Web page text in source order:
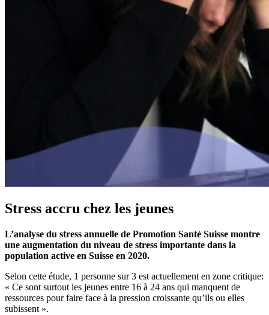
Stress accru chez les jeunes
L’analyse du stress annuelle de Promotion Santé Suisse montre
une augmentation du niveau de stress importante dans la
population active en Suisse en 2020.
Selon cette étude, 1 personne sur 3 est actuellement en zone critique:
« Ce sont surtout les jeunes entre 16 à 24 ans qui manquent de
ressources pour faire face à la pression croissante qu’ils ou elles
subissent ».